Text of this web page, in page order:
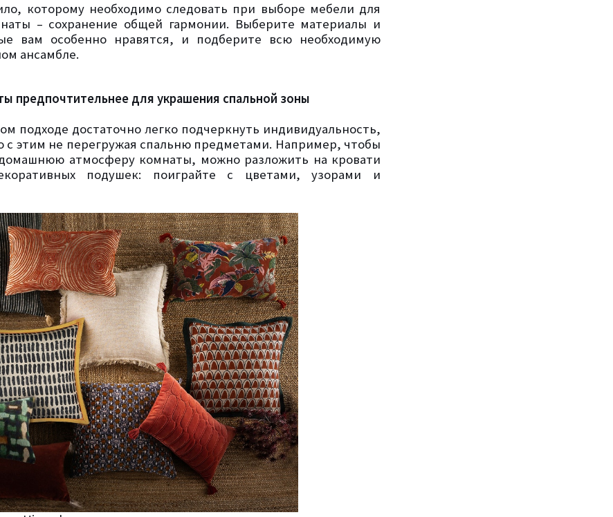
которому необходимо следовать при выборе мебели для
– сохранение общей гармонии. Выберите материалы и
вам особенно нравятся, и подберите всю необходимую
ансамбле.
предпочтительнее для украшения спальной зоны
подходе достаточно легко подчеркнуть индивидуальность,
с этим не перегружая спальню предметами. Например, чтобы
атмосферу комнаты, можно разложить на кровати
подушек: поиграйте с цветами, узорами и